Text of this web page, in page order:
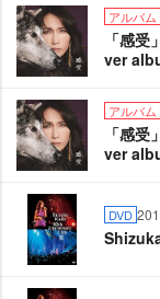
アルバム
「感
ver
アルバム
「感
ver
DVD